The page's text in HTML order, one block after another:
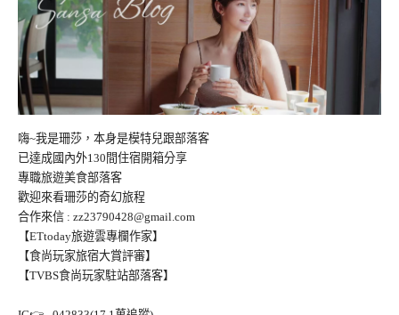
嗨~我是珊莎，本身是模特兒跟部落客
已達成國內外130間住宿開箱分享
專職旅遊美食部落客
歡迎來看珊莎的奇幻旅程
合作來信 : zz23790428@gmail.com
【ETtoday旅遊雲專欄作家】
【食尚玩家旅宿大賞評審】
【TVBS食尚玩家駐站部落客】